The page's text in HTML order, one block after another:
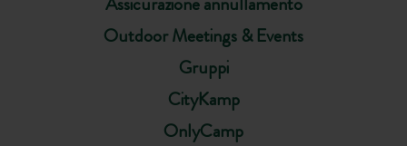
Outdoor Meetings & Events
Gruppi
CityKamp
OnlyCamp